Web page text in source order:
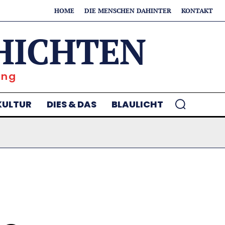
HOME DIE MENSCHEN DAHINTER KONTAKT
DIES & DAS BLAULICHT